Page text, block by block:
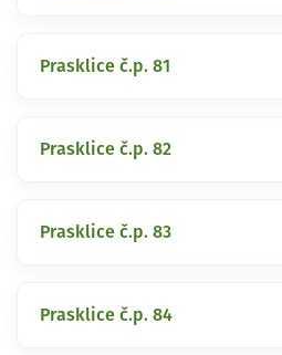
Prasklice č.p. 81
Prasklice č.p. 82
Prasklice č.p. 83
Prasklice č.p. 84